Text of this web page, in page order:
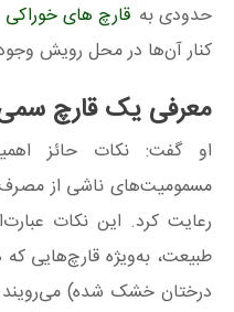
حدودی به قارچ های خوراکی
کنار آن‌ها در محل رویش
معرفی یک قارچ
او گفت: نکات حائز
مسمومیت‌های ناشی از
رعایت کرد. این نکات
طبیعت، به‌ویژه قارچ‌هایی
درختان خشک‌ شده)